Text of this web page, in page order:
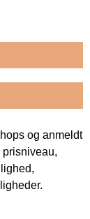
og anmeldt
prisniveau,